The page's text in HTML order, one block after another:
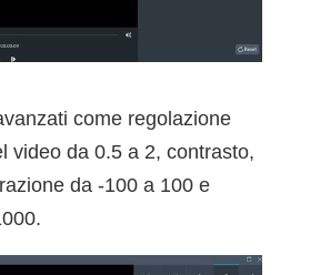
come regolazione
video da 0.5 a 2, contrasto,
da -100 a 100 e